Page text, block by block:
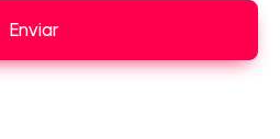
Enviar